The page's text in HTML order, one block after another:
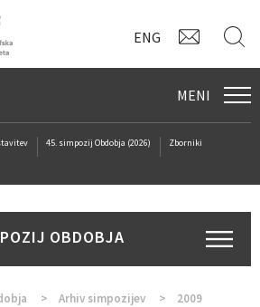
ENG
MENI
45. simpozij Obdobja (2026)
Zborniki
OBDOBJA
Arhiv simpozijev 2009